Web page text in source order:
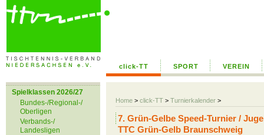
click-TT SPORT VEREIN
Home > click-TT > Turnierkalender >
Spielklassen 2026/27
Bundes-/Regional-/
Oberligen
Verbands-/
Landesligen
7. Grün-Gelbe Speed-Turnier /
TTC Grün-Gelb Braunschweig